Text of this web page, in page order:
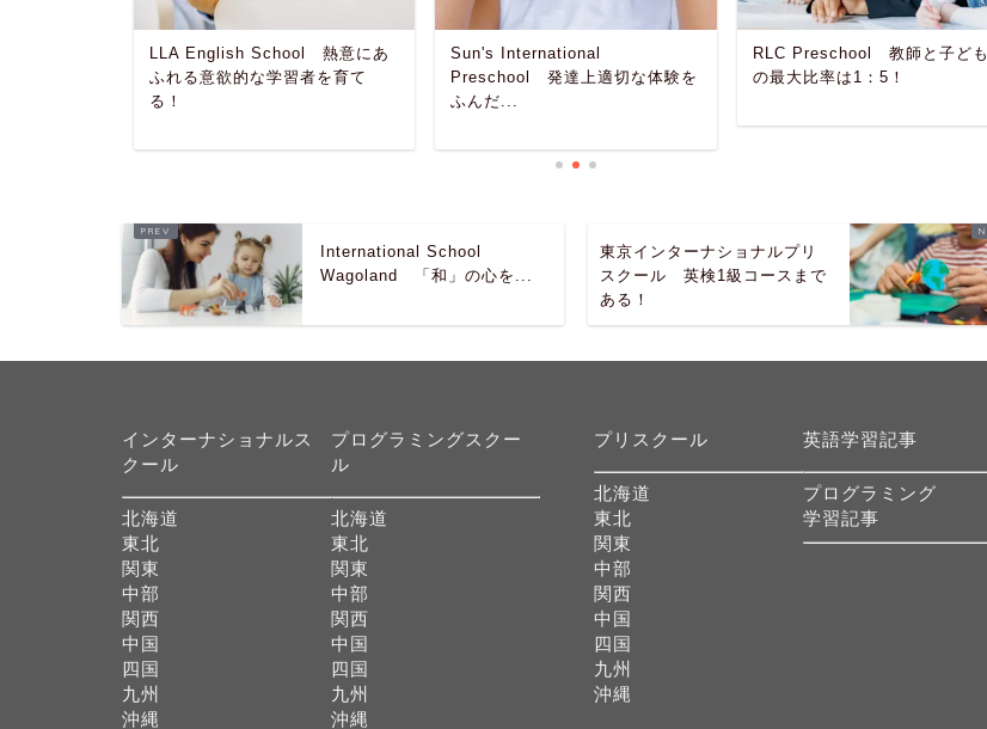
LLA English School 熱意にあ
ふれる意欲的な学習者を育て
る！
Sun's International
Preschool 発達上適切な体験を
ふんだ...
RLC Preschool 教師と子ども
の最大比率は1：5！
International School
Wagoland 「和」の心を...
東京インターナショナルプリ
スクール 英検1級コースまで
ある！
インターナショナルス
クール
北海道
東北
関東
中部
関西
中国
四国
九州
沖縄
プログラミングスクー
ル
北海道
東北
関東
中部
関西
中国
四国
九州
沖縄
プリスクール
北海道
東北
関東
中部
関西
中国
四国
九州
沖縄
英語学習記事
プログラミング
学習記事